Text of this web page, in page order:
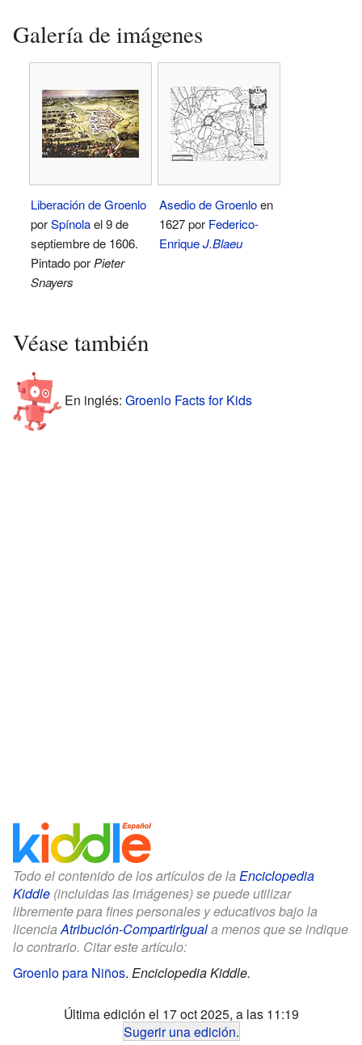
Galería de imágenes
Liberación de Groenlo
porSpínolael 9 de
septiembre de 1606.
Pintado por Pieter
Snayers
Asedio de Groenloen
1627 por Federico-
EnriqueJ.Blaeu
Véase también
En inglés: Groenlo Facts for Kids
Todo el contenido de los artículos de la Enciclopedia
Kiddle (incluidas las imágenes) se puede utilizar
libremente para fines personales y educativos bajo la
licenciaAtribución-CompartirIguala menos que se indique
lo contrario. Citar este artículo:
Groenlo para Niños. Enciclopedia Kiddle.
Última edición el 17 oct 2025, a las 11:19
Sugerir una edición.